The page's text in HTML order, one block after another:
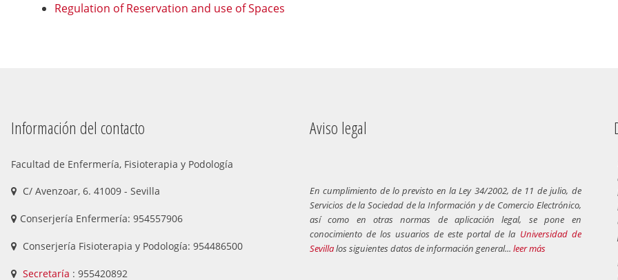
Regulation of Reservation and use of Spaces
Información del contacto
Facultad de Enfermería, Fisioterapia y Podología
C/ Avenzoar, 6. 41009 - Sevilla
Conserjería Enfermería: 954557906
Conserjería Fisioterapia y Podología: 954486500
Secretaría : 955420892
Aviso legal
En cumplimiento de lo previsto en la Ley 34/2002, de 11 de julio, de
Servicios de la Sociedad de la Información y de Comercio Electrónico,
así como en otras normas de aplicación legal, se pone en
conocimiento de los usuarios de este portal de la Universidad de
Sevillalos siguientes datos de información general... leer más